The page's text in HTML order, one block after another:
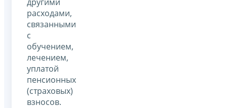
расходами,
связанными
с
обучением,
лечением,
уплатой
пенсионных
(страховых)
взносов.